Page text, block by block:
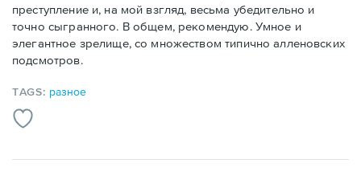
преступление и, на мой взгляд, весьма убедительно и
точно сыгранного. В общем, рекомендую. Умное и
элегантное зрелище, со множеством типично алленовских
подсмотров.
TAGS: разное